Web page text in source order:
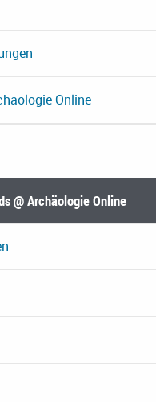
Online
@ Archäologie Online